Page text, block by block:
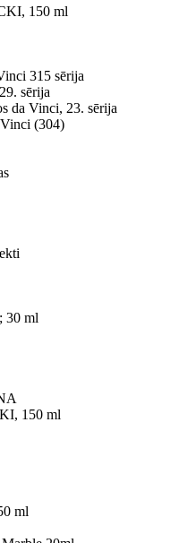
150 ml
315 sērija
sērija
da Vinci, 23. sērija
(304)
30 ml
150 ml
ml